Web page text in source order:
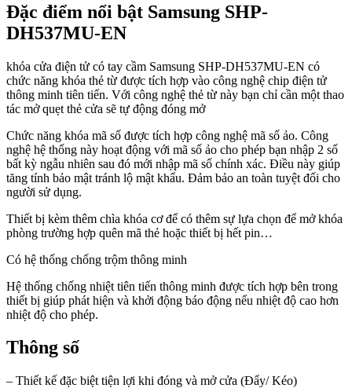
Đặc điểm nổi bật Samsung SHP-
DH537MU-EN
khóa cửa điện tử có tay cầm Samsung SHP-DH537MU-EN có
chức năng khóa thẻ từ được tích hợp vào công nghệ chip điện tử
thông minh tiên tiến. Với công nghệ thẻ từ này bạn chỉ cần một thao
tác mở quẹt thẻ cửa sẽ tự động đóng mở
Chức năng khóa mã số được tích hợp công nghệ mã số ảo. Công
nghệ hệ thống này hoạt động với mã số ảo cho phép bạn nhập 2 số
bất kỳ ngẫu nhiên sau đó mới nhập mã số chính xác. Điều này giúp
tăng tính bảo mật tránh lộ mật khẩu. Đảm bảo an toàn tuyệt đối cho
người sử dụng.
Thiết bị kèm thêm chìa khóa cơ để có thêm sự lựa chọn để mở khóa
phòng trường hợp quên mã thẻ hoặc thiết bị hết pin…
Có hệ thống chống trộm thông minh
Hệ thống chống nhiệt tiên tiến thông minh được tích hợp bên trong
thiết bị giúp phát hiện và khởi động báo động nếu nhiệt độ cao hơn
nhiệt độ cho phép.
Thông số
– Thiết kế đặc biệt tiện lợi khi đóng và mở cửa (Đẩy/ Kéo)